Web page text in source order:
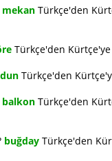
mekan Türkçe'den
Türkçe'den
Türkçe'den
balkon Türkçe'den
buğday Türkçe'den